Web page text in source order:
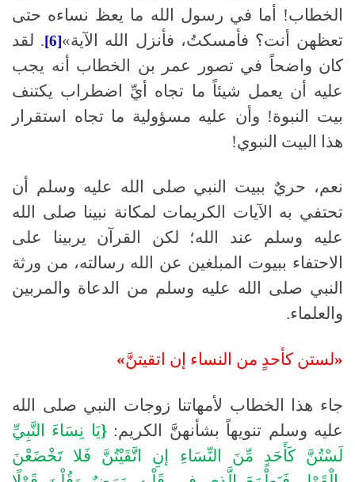
الخطاب!
أما في رسول الله ما يعظ نساءه حتى
تعظهن أنت؟ فأمسكتُ، فأنزل الله الآية»[6]
. لقد
كان واضحاً في تصور عمر بن الخطاب أنه يجب
عليه أن يعمل شيئاً ما تجاه أيِّ اضطراب يكتنف
بيت النبوة! وأن عليه مسؤولية ما تجاه استقرار
هذا البيت النبوي!
نعم، حريٌ ببيت النبي صلى الله عليه وسلم
أن
تحتفي به الآيات الكريمات لمكانة نبينا صلى الله
عليه وسلم عند الله؛ لكن القرآن يربينا على
الاحتفاء ببيوت المبلغين عن الله رسالته، من ورثة
النبي صلى الله عليه وسلم من الدعاة والمربين
والعلماء.
«لستن كأحدٍ من النساء إن اتقيتنَّ»
جاء هذا الخطاب لأمهاتنا زوجات النبي صلى الله
عليه وسلم تنويهاً بشأنهنَّ الكريم:{يَا نِسَاءَ
النَّبِيِّ
لَسْتُنَّ كَأَحَدٍ مِّنَ النِّسَاءِ إنِ اتَّقَيْتُنَّ فَلا تَخْضَعْنَ